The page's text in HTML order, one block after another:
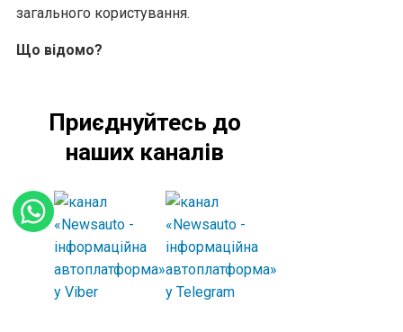
загального користування.
Що відомо?
Приєднуйтесь до
наших каналів